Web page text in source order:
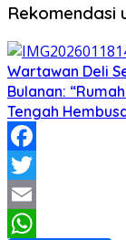
Rekomendasi
Wartawan Deli
Bulanan:
Tengah
Facebook
Twitter
Email